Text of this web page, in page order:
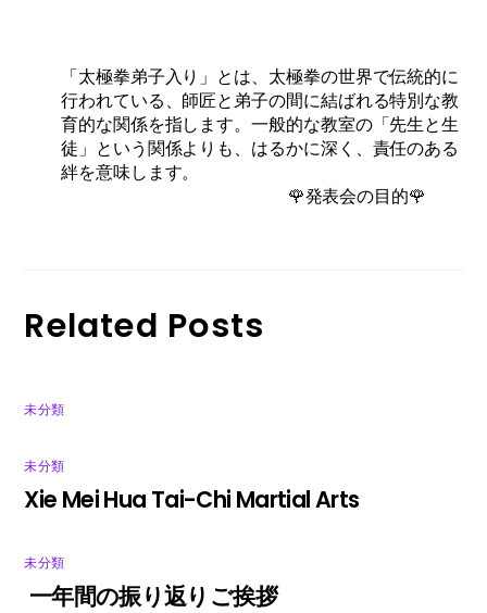
「太極拳弟子入り」とは、太極拳の世界で伝統的に
行われている、師匠と弟子の間に結ばれる特別な教
育的な関係を指します。一般的な教室の「先生と生
徒」という関係よりも、はるかに深く、責任のある
絆を意味します。
🌹発表会の目的🌹
Related Posts
未分類
未分類
Xie Mei Hua Tai-Chi Martial Arts
未分類
一年間の振り返りご挨拶